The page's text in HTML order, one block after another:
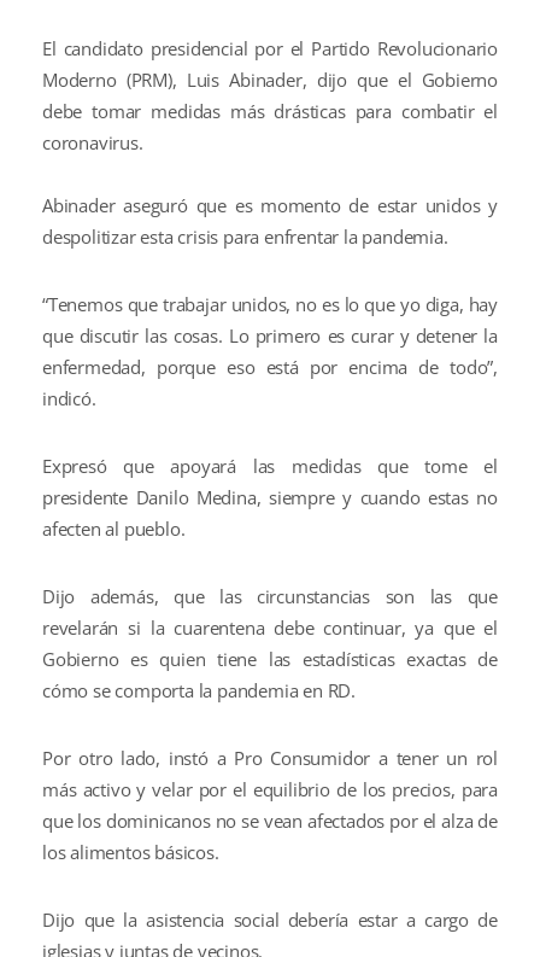
El candidato presidencial por el Partido Revolucionario
Moderno (PRM), Luis Abinader, dijo que el Gobierno
debe tomar medidas más drásticas para combatir el
coronavirus.
Abinader aseguró que es momento de estar unidos y
despolitizar esta crisis para enfrentar la pandemia.
“Tenemos que trabajar unidos, no es lo que yo diga, hay
que discutir las cosas. Lo primero es curar y detener la
enfermedad, porque eso está por encima de todo”,
indicó.
Expresó que apoyará las medidas que tome el
presidente Danilo Medina, siempre y cuando estas no
afecten al pueblo.
Dijo además, que las circunstancias son las que
revelarán si la cuarentena debe continuar, ya que el
Gobierno es quien tiene las estadísticas exactas de
cómo se comporta la pandemia en RD.
Por otro lado, instó a Pro Consumidor a tener un rol
más activo y velar por el equilibrio de los precios, para
que los dominicanos no se vean afectados por el alza de
los alimentos básicos.
Dijo que la asistencia social debería estar a cargo de
iglesias y juntas de vecinos.